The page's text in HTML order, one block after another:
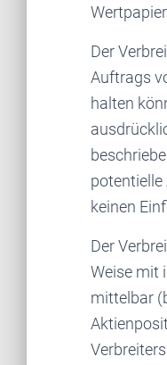
Der
Auftrags
halten
keinen
Der
Weise mit
mittelbar